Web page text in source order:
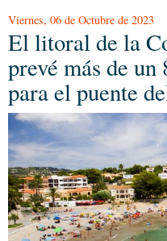
Viernes, 06 de Octubre de 2023
El litoral de la
prevé más de
para el puente